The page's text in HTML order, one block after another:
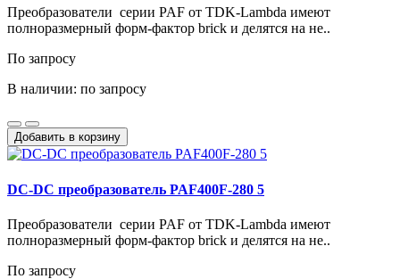
Преобразователи серии PAF от TDK-Lambda имеют
полноразмерный форм-фактор brick и делятся на не..
По запросу
В наличии: по запросу
Добавить в корзину
DC-DC преобразователь PAF400F-280 5
Преобразователи серии PAF от TDK-Lambda имеют
полноразмерный форм-фактор brick и делятся на не..
По запросу